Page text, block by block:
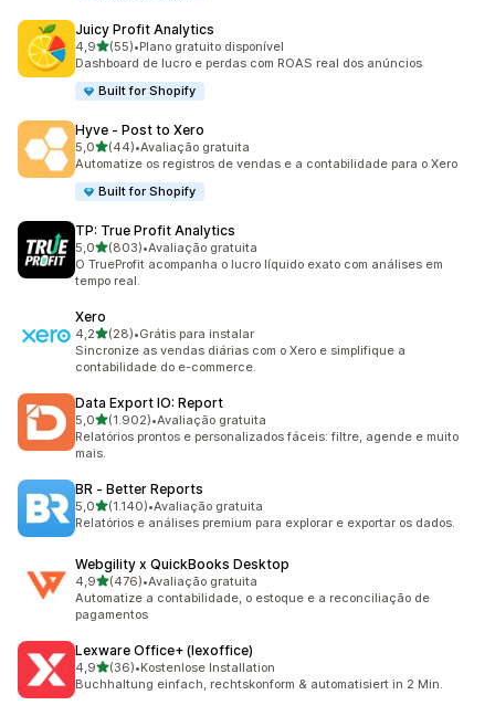
Juicy Profit Analytics
4,9de 5 estrelas
(55)
55 avaliações ao todo
•Plano gratuito disponível
Dashboard de lucro e perdas com ROAS real dos anúncios
Built for Shopify
Hyve ‑ Post to Xero
5,0de 5 estrelas
(44)
44 avaliações ao todo
•Avaliação gratuita
Automatize os registros de vendas e a contabilidade para o Xero
Built for Shopify
TP: True Profit Analytics
5,0de 5 estrelas
(803)
803 avaliações ao todo
•Avaliação gratuita
O TrueProfit acompanha o lucro líquido exato com análises em
tempo real.
Xero
4,2de 5 estrelas
(28)
28 avaliações ao todo
•Grátis para instalar
Sincronize as vendas diárias com o Xero e simplifique a
contabilidade do e-commerce.
Data Export IO: Report
5,0de 5 estrelas
(1.902)
1902 avaliações ao todo
•Avaliação gratuita
Relatórios prontos e personalizados fáceis: filtre, agende e muito
mais.
BR ‑ Better Reports
5,0de 5 estrelas
(1.140)
1140 avaliações ao todo
•Avaliação gratuita
Relatórios e análises premium para explorar e exportar os dados.
Webgility x QuickBooks Desktop
4,9de 5 estrelas
(476)
476 avaliações ao todo
•Avaliação gratuita
Automatize a contabilidade, o estoque e a reconciliação de
pagamentos
Lexware Office+ (lexoffice)
4,9de 5 estrelas
(36)
36 avaliações ao todo
•Kostenlose Installation
Buchhaltung einfach, rechtskonform & automatisiert in 2 Min.